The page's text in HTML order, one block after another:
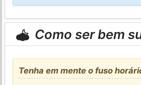
Como ser bem
Tenha em mente o fuso